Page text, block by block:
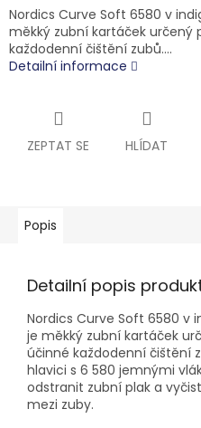
Nordics Curve Soft 6580 v
měkký zubní kartáček určený
každodenní čištění zubů.…
Detailní informace
ZEPTAT SE HLÍDAT
Popis
Detailní popis
Nordics Curve Soft 6580
je měkký zubní kartáček
účinné každodenní čištění
hlavici s 6 580 jemnými
odstranit zubní plak a
mezi zuby.